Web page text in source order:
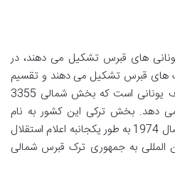
های قبرس تشکیل می دهند، در
آن را ترک های قبرس تشکیل می دهند و تقسیم
زمین نیز تا حدودی به نفع طرف یونانی است که بخش شمالی 3355
دهد. بخش ترکی این کشور به نام
قبرس شمالی پس از درگیری در سال 1974 به طور یکجانبه اعلام استقلال
المللی به جمهوری ترک قبرس شمالی